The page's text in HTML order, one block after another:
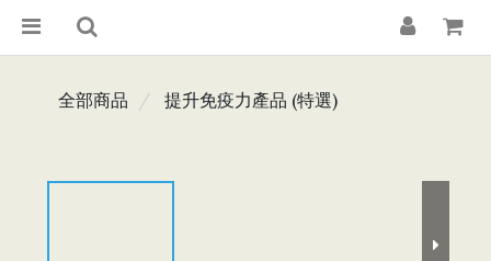
全部商品 提升免疫力產品 (特選)